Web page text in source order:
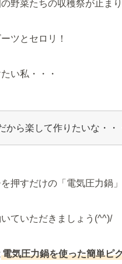
野菜たちの収穫祭が止まり
ツとセロリ！
い私・・・
から楽して作りたいな・・
押すだけの「電気圧力鍋」
ていただきましょう(^^)/
電気圧力鍋を使った簡単ピ